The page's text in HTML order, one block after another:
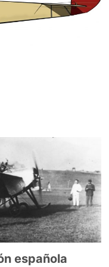
española